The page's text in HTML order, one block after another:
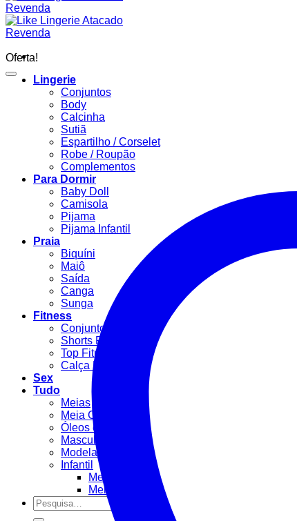
Lingerie
Conjuntos
Body
Calcinha
Sutiã
Espartilho / Corselet
Robe / Roupão
Complementos
Para Dormir
Baby Doll
Camisola
Pijama
Pijama Infantil
Praia
Biquíni
Maiô
Saída
Canga
Sunga
Fitness
Conjunto Fitness
Shorts Fitness
Top Fitness
Calça Fitness
Sex
Tudo
Meias
Meia Calça / Fina
Óleos e Géis
Masculino
Modeladora
Infantil
Menino
Menina
Pesquisar
por:
Oferta!